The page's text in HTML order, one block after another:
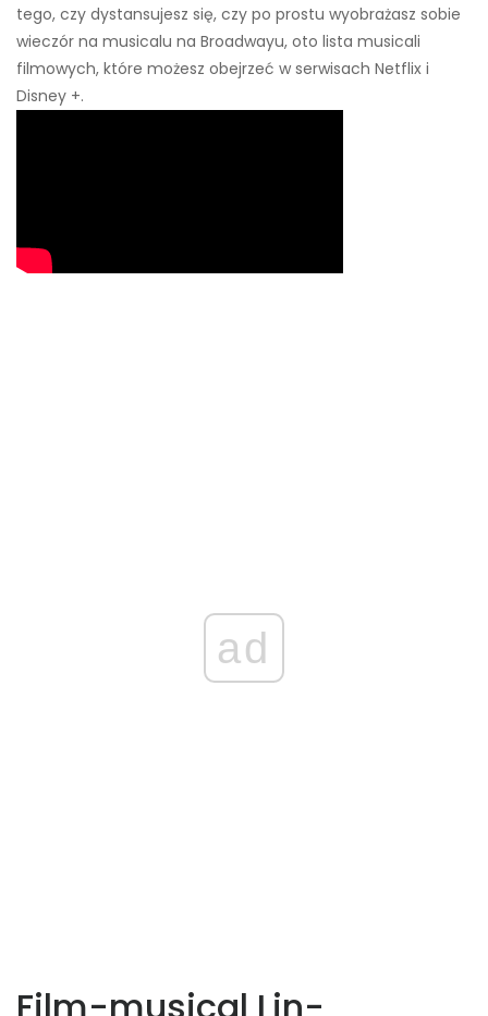
tego, czy dystansujesz się, czy po prostu wyobrażasz sobie
wieczór na musicalu na Broadwayu, oto lista musicali
filmowych, które możesz obejrzeć w serwisach Netflix i
Disney +.
ad